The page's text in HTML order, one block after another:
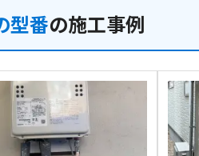
型番の施工事例